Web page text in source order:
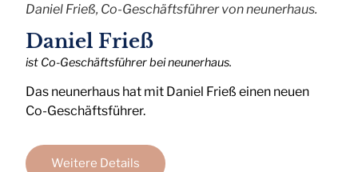
Daniel Frieß, Co-Geschäftsführer von neunerhaus.
Daniel Frieß
ist Co-Geschäftsführer bei neunerhaus.
Das neunerhaus hat mit Daniel Frieß einen neuen
Co-Geschäftsführer.
Weitere Details